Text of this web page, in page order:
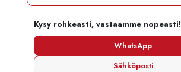
Kysy rohkeasti, vastaamme nopeasti!
WhatsApp
Sähköposti